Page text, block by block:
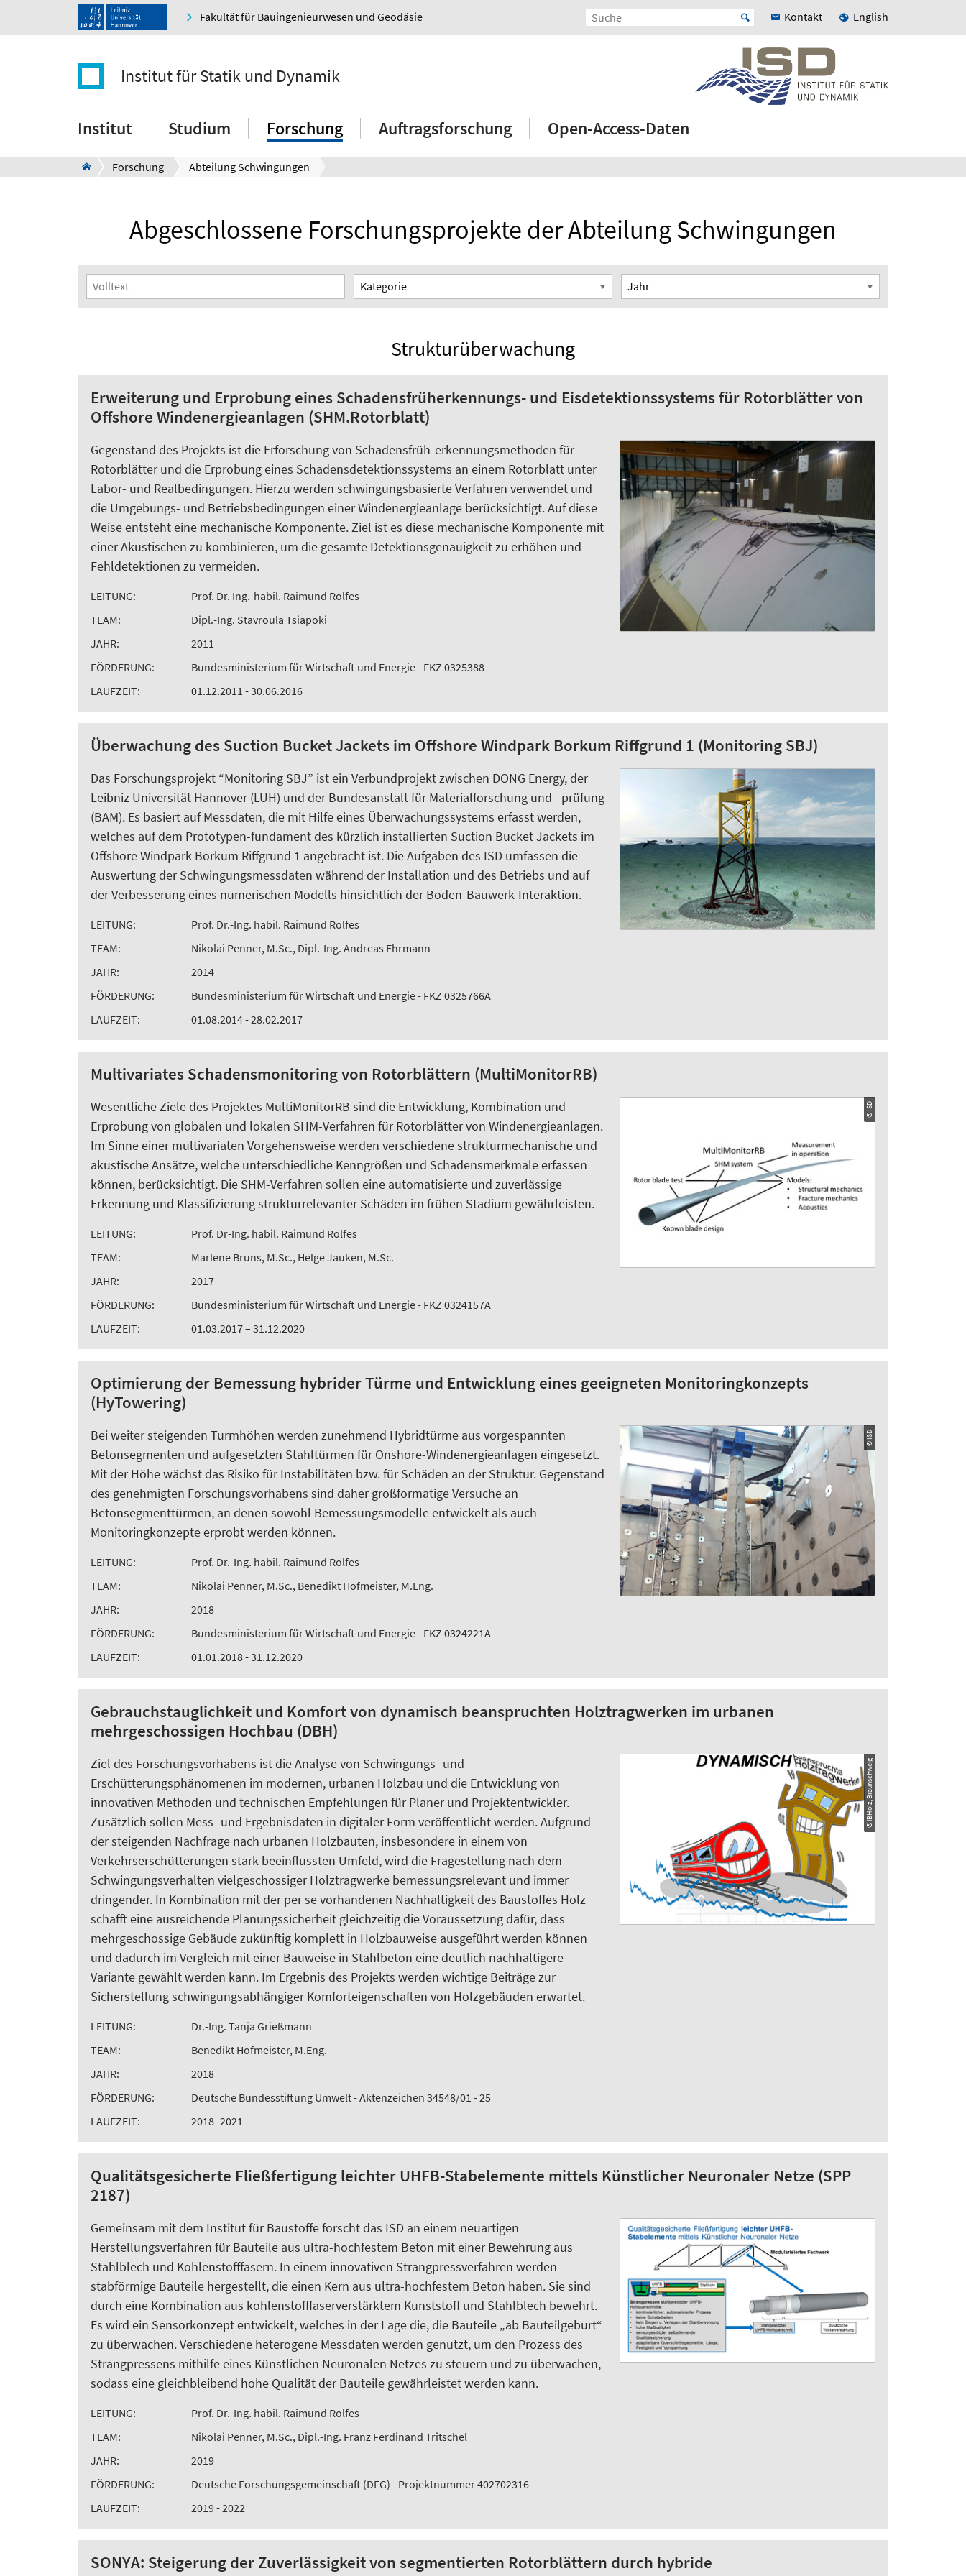
Fakultät für Bauingenieurwesen und Geodäsie Kontakt English
Institut für Statik und Dynamik
Institut Studium Forschung Auftragsforschung Open-Access-Daten
Forschung Abteilung Schwingungen
Abgeschlossene Forschungsprojekte der Abteilung Schwingungen
Strukturüberwachung
Erweiterung und Erprobung eines Schadensfrüherkennungs- und Eisdetektionssystems für Rotorblätter von
Offshore Windenergieanlagen (SHM.Rotorblatt)
Gegenstand des Projekts ist die Erforschung von Schadensfrüh-erkennungsmethoden für
Rotorblätter und die Erprobung eines Schadensdetektionssystems an einem Rotorblatt unter
Labor- und Realbedingungen. Hierzu werden schwingungsbasierte Verfahren verwendet und
die Umgebungs- und Betriebsbedingungen einer Windenergieanlage berücksichtigt. Auf diese
Weise entsteht eine mechanische Komponente. Ziel ist es diese mechanische Komponente mit
einer Akustischen zu kombinieren, um die gesamte Detektionsgenauigkeit zu erhöhen und
Fehldetektionen zu vermeiden.
LEITUNG:
Prof. Dr. Ing.-habil. Raimund Rolfes
TEAM:
Dipl.-Ing. Stavroula Tsiapoki
JAHR:
2011
FÖRDERUNG:
Bundesministerium für Wirtschaft und Energie - FKZ 0325388
LAUFZEIT:
01.12.2011 - 30.06.2016
Überwachung des Suction Bucket Jackets im Offshore Windpark Borkum Riffgrund 1 (Monitoring SBJ)
Das Forschungsprojekt “Monitoring SBJ” ist ein Verbundprojekt zwischen DONG Energy, der
Leibniz Universität Hannover (LUH) und der Bundesanstalt für Materialforschung und –prüfung
(BAM). Es basiert auf Messdaten, die mit Hilfe eines Überwachungssystems erfasst werden,
welches auf dem Prototypen-fundament des kürzlich installierten Suction Bucket Jackets im
Offshore Windpark Borkum Riffgrund 1 angebracht ist. Die Aufgaben des ISD umfassen die
Auswertung der Schwingungsmessdaten während der Installation und des Betriebs und auf
der Verbesserung eines numerischen Modells hinsichtlich der Boden-Bauwerk-Interaktion.
LEITUNG:
Prof. Dr.-Ing. habil. Raimund Rolfes
TEAM:
Nikolai Penner, M.Sc., Dipl.-Ing. Andreas Ehrmann
JAHR:
2014
FÖRDERUNG:
Bundesministerium für Wirtschaft und Energie - FKZ 0325766A
LAUFZEIT:
01.08.2014 - 28.02.2017
Multivariates Schadensmonitoring von Rotorblättern (MultiMonitorRB)
Wesentliche Ziele des Projektes MultiMonitorRB sind die Entwicklung, Kombination und
Erprobung von globalen und lokalen SHM-Verfahren für Rotorblätter von Windenergieanlagen.
Im Sinne einer multivariaten Vorgehensweise werden verschiedene strukturmechanische und
akustische Ansätze, welche unterschiedliche Kenngrößen und Schadensmerkmale erfassen
können, berücksichtigt. Die SHM-Verfahren sollen eine automatisierte und zuverlässige
Erkennung und Klassifizierung strukturrelevanter Schäden im frühen Stadium gewährleisten.
LEITUNG:
Prof. Dr-Ing. habil. Raimund Rolfes
TEAM:
Marlene Bruns, M.Sc., Helge Jauken, M.Sc.
JAHR:
2017
FÖRDERUNG:
Bundesministerium für Wirtschaft und Energie - FKZ 0324157A
LAUFZEIT:
01.03.2017 – 31.12.2020
© ISD
Optimierung der Bemessung hybrider Türme und Entwicklung eines geeigneten Monitoringkonzepts
(HyTowering)
Bei weiter steigenden Turmhöhen werden zunehmend Hybridtürme aus vorgespannten
Betonsegmenten und aufgesetzten Stahltürmen für Onshore-Windenergieanlagen eingesetzt.
Mit der Höhe wächst das Risiko für Instabilitäten bzw. für Schäden an der Struktur. Gegenstand
des genehmigten Forschungsvorhabens sind daher großformatige Versuche an
Betonsegmenttürmen, an denen sowohl Bemessungsmodelle entwickelt als auch
Monitoringkonzepte erprobt werden können.
LEITUNG:
Prof. Dr.-Ing. habil. Raimund Rolfes
TEAM:
Nikolai Penner, M.Sc., Benedikt Hofmeister, M.Eng.
JAHR:
2018
FÖRDERUNG:
Bundesministerium für Wirtschaft und Energie - FKZ 0324221A
LAUFZEIT:
01.01.2018 - 31.12.2020
© ISD
Gebrauchstauglichkeit und Komfort von dynamisch beanspruchten Holztragwerken im urbanen
mehrgeschossigen Hochbau (DBH)
Ziel des Forschungsvorhabens ist die Analyse von Schwingungs- und
Erschütterungsphänomenen im modernen, urbanen Holzbau und die Entwicklung von
innovativen Methoden und technischen Empfehlungen für Planer und Projektentwickler.
Zusätzlich sollen Mess- und Ergebnisdaten in digitaler Form veröffentlicht werden. Aufgrund
der steigenden Nachfrage nach urbanen Holzbauten, insbesondere in einem von
Verkehrserschütterungen stark beeinflussten Umfeld, wird die Fragestellung nach dem
Schwingungsverhalten vielgeschossiger Holztragwerke bemessungsrelevant und immer
dringender. In Kombination mit der per se vorhandenen Nachhaltigkeit des Baustoffes Holz
schafft eine ausreichende Planungssicherheit gleichzeitig die Voraussetzung dafür, dass
mehrgeschossige Gebäude zukünftig komplett in Holzbauweise ausgeführt werden können
und dadurch im Vergleich mit einer Bauweise in Stahlbeton eine deutlich nachhaltigere
Variante gewählt werden kann. Im Ergebnis des Projekts werden wichtige Beiträge zur
Sicherstellung schwingungsabhängiger Komforteigenschaften von Holzgebäuden erwartet.
LEITUNG:
Dr.-Ing. Tanja Grießmann
TEAM:
Benedikt Hofmeister, M.Eng.
JAHR:
2018
FÖRDERUNG:
Deutsche Bundesstiftung Umwelt - Aktenzeichen 34548/01 - 25
LAUFZEIT:
2018- 2021
© iBHolz, Braunschweig
Qualitätsgesicherte Fließfertigung leichter UHFB-Stabelemente mittels Künstlicher Neuronaler Netze (SPP
2187)
Gemeinsam mit dem Institut für Baustoffe forscht das ISD an einem neuartigen
Herstellungsverfahren für Bauteile aus ultra-hochfestem Beton mit einer Bewehrung aus
Stahlblech und Kohlenstofffasern. In einem innovativen Strangpressverfahren werden
stabförmige Bauteile hergestellt, die einen Kern aus ultra-hochfestem Beton haben. Sie sind
durch eine Kombination aus kohlenstofffaserverstärktem Kunststoff und Stahlblech bewehrt.
Es wird ein Sensorkonzept entwickelt, welches in der Lage die, die Bauteile „ab Bauteilgeburt“
zu überwachen. Verschiedene heterogene Messdaten werden genutzt, um den Prozess des
Strangpressens mithilfe eines Künstlichen Neuronalen Netzes zu steuern und zu überwachen,
sodass eine gleichbleibend hohe Qualität der Bauteile gewährleistet werden kann.
LEITUNG:
Prof. Dr.-Ing. habil. Raimund Rolfes
TEAM:
Nikolai Penner, M.Sc., Dipl.-Ing. Franz Ferdinand Tritschel
JAHR:
2019
FÖRDERUNG:
Deutsche Forschungsgemeinschaft (DFG) - Projektnummer 402702316
LAUFZEIT:
2019 - 2022
SONYA: Steigerung der Zuverlässigkeit von segmentierten Rotorblättern durch hybride